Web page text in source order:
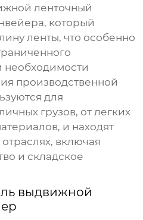
ленточный
который
ленты, что особенно
необходимости
производственной
для
грузов, от легких
и находят
включая
и складское
выдвижной